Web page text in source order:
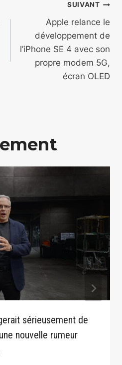
SUIVANT
Apple relance le
développement de
l’iPhone SE 4 avec son
propre modem 5G,
écran OLED
sérieusement de
nouvelle rumeur